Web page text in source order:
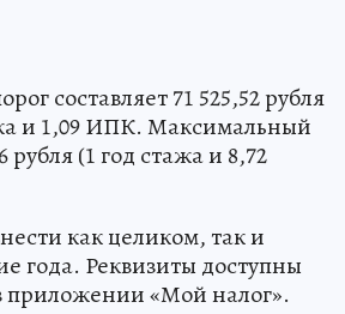
составляет 71 525,52 рубля
и 1,09 ИПК. Максимальный
рубля (1 год стажа и 8,72
как целиком, так и
года. Реквизиты доступны
приложении «Мой налог».